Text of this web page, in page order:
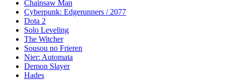
Chainsaw Man
Cyberpunk: Edgerunners / 2077
Dota 2
Solo Leveling
The Witcher
Sousou no Frieren
Nier: Automata
Demon Slayer
Hades